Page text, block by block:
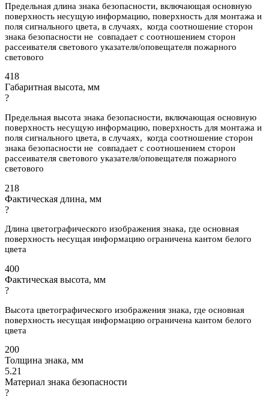
Предельная длина знака безопасности, включающая основную
поверхность несущую информацию, поверхность для монтажа и
поля сигнального цвета, в случаях, когда соотношение сторон
знака безопасности не совпадает с соотношением сторон
рассеивателя светового указателя/оповещателя пожарного
светового
418
Габаритная высота, мм
?
Предельная высота знака безопасности, включающая основную
поверхность несущую информацию, поверхность для монтажа и
поля сигнального цвета, в случаях, когда соотношение сторон
знака безопасности не совпадает с соотношением сторон
рассеивателя светового указателя/оповещателя пожарного
светового
218
Фактическая длина, мм
?
Длина цветографического изображения знака, где основная
поверхность несущая информацию ограничена кантом белого
цвета
400
Фактическая высота, мм
?
Высота цветографического изображения знака, где основная
поверхность несущая информацию ограничена кантом белого
цвета
200
Толщина знака, мм
5.21
Материал знака безопасности
?